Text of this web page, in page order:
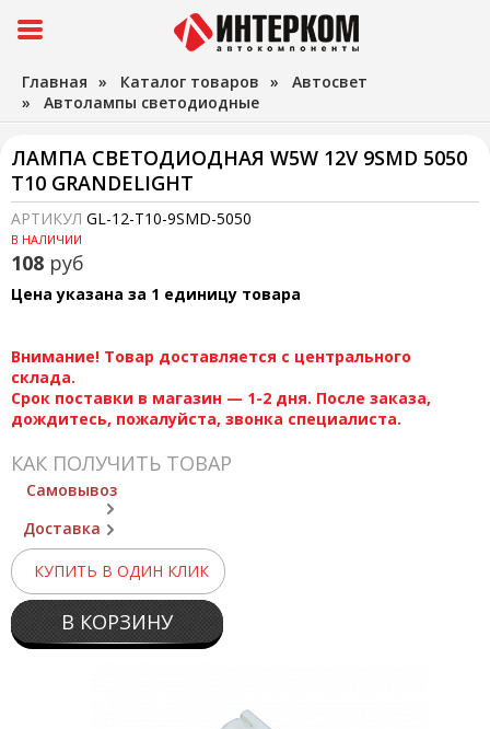
Главная » Каталог товаров » Автосвет
» Автолампы светодиодные
ЛАМПА СВЕТОДИОДНАЯ W5W 12V 9SMD 5050
T10 GRANDELIGHT
АРТИКУЛ GL-12-T10-9SMD-5050
В НАЛИЧИИ
108 руб
Цена указана за 1 единицу товара
Внимание! Товар доставляется с центрального
склада.
Срок поставки в магазин — 1-2 дня. После заказа,
дождитесь, пожалуйста, звонка специалиста.
КАК ПОЛУЧИТЬ ТОВАР
Самовывоз
Доставка
КУПИТЬ В ОДИН КЛИК
В КОРЗИНУ